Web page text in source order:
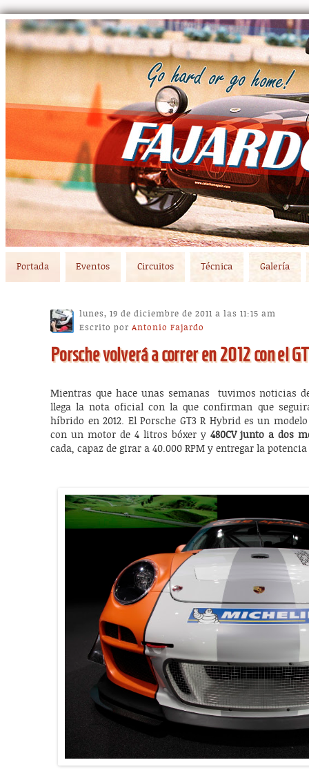
Skip to primary content
Skip to secondary content
Portada Eventos Circuitos Técnica Galería
Porsche volverá a correr en 2012 con el
lunes, 19 de diciembre de 2011 a las 11:15 am
Escrito porAntonio Fajardo
Mientras que hace unas semanas tuvimos noticias
llega la nota oficial con la que confirman que
híbrido en 2012. El Porsche GT3 R Hybrid es un
con un motor de 4 litros bóxer y 480CV junto a dos
cada, capaz de girar a 40.000 RPM y entregar la